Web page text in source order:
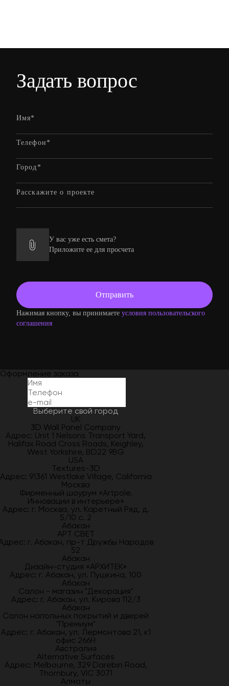
Задать вопрос
У вас уже есть смета?
Приложите ее для просчета
Нажимая кнопку, вы принимаете условия пользовательского
соглашения
Оформление заказа
Выберите свой город
UK
3D Wall Panel Company
Адрес: Unit 1 Nelsons Transport Yard,
Halifax Road Cross Roads, Keighley,
West Yorkshire, BD22 9BG
USA
Textures-3D
Адрес: 91361 Westlake Village, California
Москва
Фирменный шоурум «Artpole.
Инновации в интерьере»
Адрес: г. Москва, ул. Каретный Ряд, д.
5/10 с. 2
Абакан
АРТ СВЕТ
г. Абакан, пр-т Дружбы Народов
52
Абакан
Дизайн-студия «АРХИТЕК»
Адрес: г. Абакан, ул. Пушкина, 100
Абакан
Салон - магазин "Декорация"
Адрес: г. Абакан, ул. Кирова 112/3
Абакан
Салон напольных покрытий и дверей
"Премиум"
Адрес: г. Абакан, ул. Лермонтова 21, к1
офис 266Н
Австралия
Alternative Surfaces
Адрес: Melbourne, 329 Darebin Road,
Thornbury, VIC 3071
Алматы